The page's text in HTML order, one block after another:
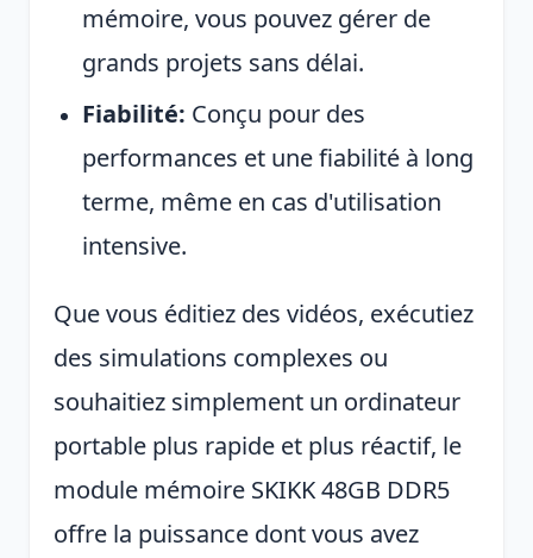
mémoire, vous pouvez gérer de
grands projets sans délai.
Fiabilité: Conçu pour des
performances et une fiabilité à long
terme, même en cas d'utilisation
intensive.
Que vous éditiez des vidéos, exécutiez
des simulations complexes ou
souhaitiez simplement un ordinateur
portable plus rapide et plus réactif, le
module mémoire SKIKK 48GB DDR5
offre la puissance dont vous avez